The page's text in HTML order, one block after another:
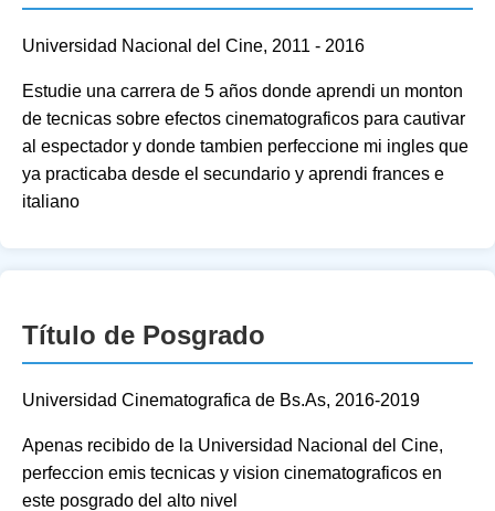
Universidad Nacional del Cine, 2011 - 2016
Estudie una carrera de 5 años donde aprendi un monton
de tecnicas sobre efectos cinematograficos para cautivar
al espectador y donde tambien perfeccione mi ingles que
ya practicaba desde el secundario y aprendi frances e
italiano
Título de Posgrado
Universidad Cinematografica de Bs.As, 2016-2019
Apenas recibido de la Universidad Nacional del Cine,
perfeccion emis tecnicas y vision cinematograficos en
este posgrado del alto nivel